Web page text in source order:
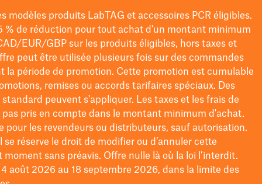
modèles produits LabTAG et accessoires PCR éligibles.
% de réduction pour tout achat d'un montant minimum
EUR/GBPsur les produits éligibles, hors taxes et
peut être utilisée plusieurs fois sur des commandes
la période de promotion. Cette promotion est cumulable
remises ou accords tarifaires spéciaux. Des
peuvent s'appliquer. Les taxes et les frais de
pas pris en compte dans le montant minimum d'achat.
pour les revendeurs ou distributeurs, sauf autorisation.
réserve le droit de modifierou d’annuler cette
sans préavis. Offre nulle là où la loi l’interdit.
août 2026 au 18 septembre 2026, dans la limite des